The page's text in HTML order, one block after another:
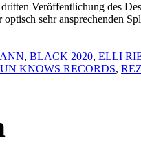
Veröffentlichung des
optisch sehr ansprechenden
, BLACK 2020, ELLI
KNOWS RECORDS,